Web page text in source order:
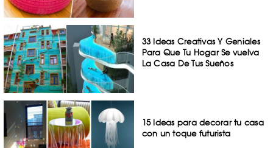
33 Ideas Creativas Y Geniales
Para Que Tu Hogar Se vuelva
La Casa De Tus Sueños
15 Ideas para decorar tu casa
con un toque futurista